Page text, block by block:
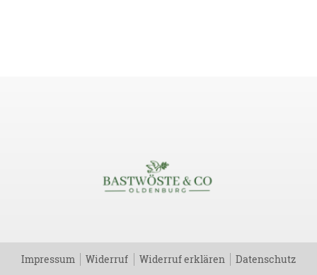
Impressum Widerruf Widerruf erklären Datenschutz